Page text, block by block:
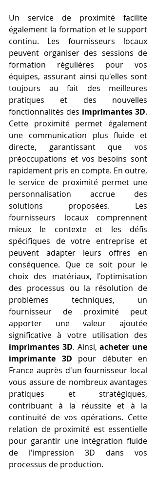
Un service de proximité facilite
également la formation et le support
continu. Les fournisseurs locaux
peuvent organiser des sessions de
formation régulières pour vos
équipes, assurant ainsi qu'elles sont
toujours au fait des meilleures
pratiques et des nouvelles
fonctionnalités des imprimantes 3D.
Cette proximité permet également
une communication plus fluide et
directe, garantissant que vos
préoccupations et vos besoins sont
rapidement pris en compte. En outre,
le service de proximité permet une
personnalisation accrue des
solutions proposées. Les
fournisseurs locaux comprennent
mieux le contexte et les défis
spécifiques de votre entreprise et
peuvent adapter leurs offres en
conséquence. Que ce soit pour le
choix des matériaux, l'optimisation
des processus ou la résolution de
problèmes techniques, un
fournisseur de proximité peut
apporter une valeur ajoutée
imprimantes 3D. Ainsi, acheter une
imprimante 3D pour débuter en
France auprès d'un fournisseur local
vous assure de nombreux avantages
pratiques et stratégiques,
contribuant à la réussite et à la
continuité de vos opérations. Cette
relation de proximité est essentielle
pour garantir une intégration fluide
de l'impression 3D dans vos
processus de production.